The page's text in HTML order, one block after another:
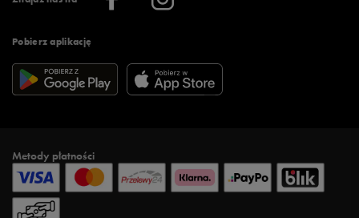
Pobierz aplikację
Metody płatności